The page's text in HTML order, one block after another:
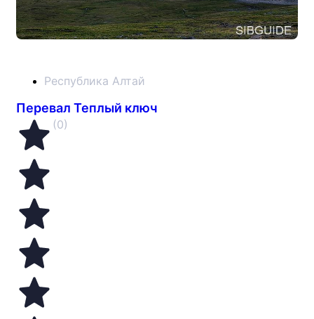
Республика Алтай
Перевал Теплый ключ
(0)